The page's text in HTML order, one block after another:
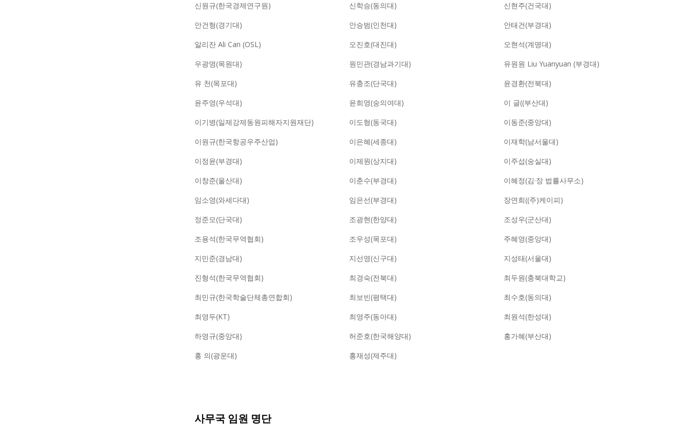
신원규(한국경제연구원)
신학승(동의대)
신현주(건국대)
안건형(경기대)
안승범(인천대)
안태건(부경대)
알리잔 Ali Can (OSL)
오진호(대진대)
오현석(계명대)
우광명(목원대)
원민관(경남과기대)
유원원 Liu Yuanyuan (부경대)
유 천(목포대)
유충조(단국대)
윤경환(전북대)
윤주영(우석대)
윤희영(숭의여대)
이 글((부산대)
이기병(일제강제동원피해자지원재단)
이도형(동국대)
이동준(중앙대)
이원규(한국항공우주산업)
이은혜(세종대)
이재학(남서울대)
이정윤(부경대)
이제원(상지대)
이주섭(숭실대)
이창준(울산대)
이춘수(부경대)
이혜정(김·장 법률사무소)
임소영(와세다대)
임은선(부경대)
장연희((주)케이피)
정준모(단국대)
조광현(한양대)
조성우(군산대)
조용석(한국무역협회)
조우성(목포대)
주혜영(중앙대)
지민준(경남대)
지선영(신구대)
지성태(서울대)
진형석(한국무역협회)
최경숙(전북대)
최두원(충북대학교)
최민규(한국학술단체총연합회)
최보빈(평택대)
최수호(동의대)
최영두(KT)
최영주(동아대)
최원석(한성대)
하영규(중앙대)
허준호(한국해양대)
홍가혜(부산대)
홍 의(광운대)
홍재성(제주대)
사무국 임원 명단